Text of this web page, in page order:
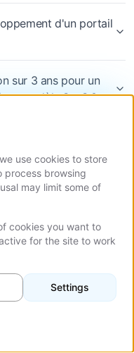
d'un portail
sur 3 ans pour un
modèle SaaS ?
pour
conformité ?
use cookies to store
process browsing
may limit some of
cookies you want to
for the site to work
Settings